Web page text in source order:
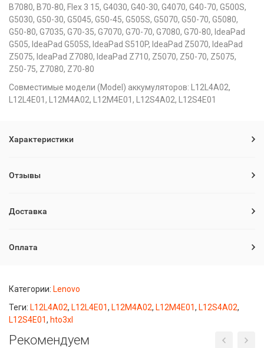
B7080, B70-80, Flex 3 15, G4030, G40-30, G4070, G40-70, G500S,
G5030, G50-30, G5045, G50-45, G505S, G5070, G50-70, G5080,
G50-80, G7035, G70-35, G7070, G70-70, G7080, G70-80, IdeaPad
G505, IdeaPad G505S, IdeaPad S510P, IdeaPad Z5070, IdeaPad
Z5075, IdeaPad Z7080, IdeaPad Z710, Z5070, Z50-70, Z5075,
Z50-75, Z7080, Z70-80
Совместимые модели (Model) аккумуляторов: L12L4A02,
L12L4E01, L12M4A02, L12M4E01, L12S4A02, L12S4E01
Характеристики
Отзывы
Доставка
Оплата
Категории: Lenovo
Теги: L12L4A02, L12L4E01, L12M4A02, L12M4E01, L12S4A02,
L12S4E01, hto3xl
Рекомендуем